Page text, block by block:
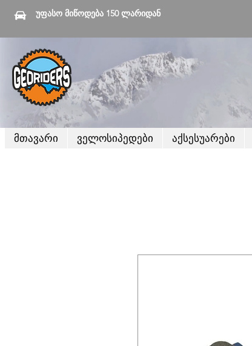
უფასო მიწოდება 150 ლარიდან
მთავარი ველოსიპედები აქსესუარები